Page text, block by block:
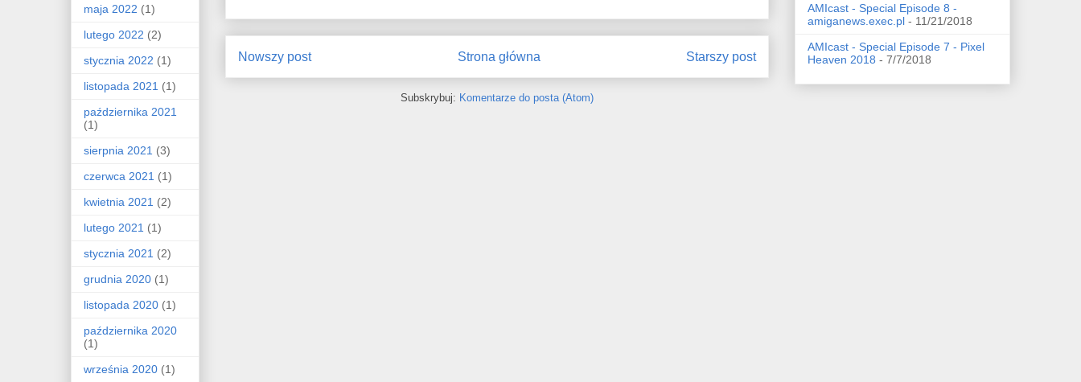
Nowszy post Starszy post
Strona główna
Subskrybuj: Komentarze do posta (Atom)
maja 2022 (1)
lutego 2022 (2)
stycznia 2022 (1)
listopada 2021 (1)
października 2021
(1)
sierpnia 2021 (3)
czerwca 2021 (1)
kwietnia 2021 (2)
lutego 2021 (1)
stycznia 2021 (2)
grudnia 2020 (1)
listopada 2020 (1)
października 2020
(1)
września 2020 (1)
AMIcast - Special Episode 8 -
amiganews.exec.pl - 11/21/2018
AMIcast - Special Episode 7 - Pixel
Heaven 2018 - 7/7/2018